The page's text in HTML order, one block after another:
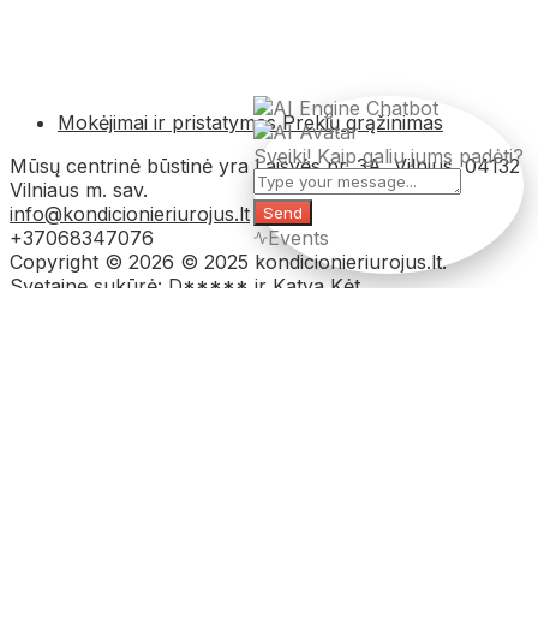
Mokėjimai ir pristatymas Prekių grąžinimas
Mūsų centrinė būstinė yra Laisvės pr. 3A, Vilnius, 04132
Vilniaus m. sav.
info@kondicionieriurojus.lt
+37068347076
Copyright © 2026 © 2025 kondicionieriurojus.lt.
Svetainę sukūrė: D***** ir Katya Kėt
Sveiki! Kaip galiu jums padėti?
Send
Events